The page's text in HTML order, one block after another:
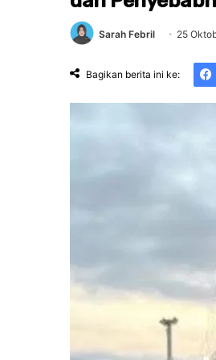
Sarah Febril 25
Bagikan berita ini ke: